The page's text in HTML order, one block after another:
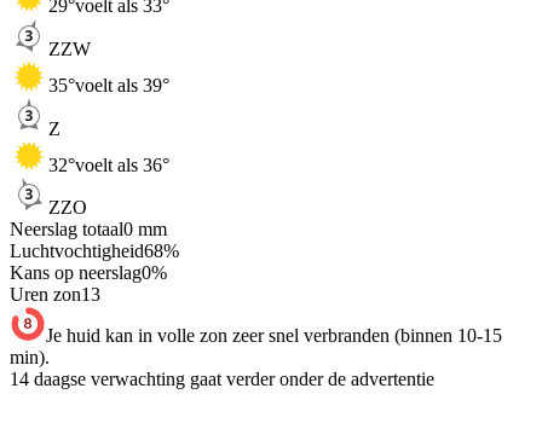
29°voelt als 33°
ZZW
35°voelt als 39°
Z
32°voelt als 36°
ZZO
Neerslag totaal0 mm
Luchtvochtigheid68%
Kans op neerslag0%
Uren zon13
Je huid kan in volle zon zeer snel verbranden (binnen 10-15
min).
14 daagse verwachting gaat verder onder de advertentie